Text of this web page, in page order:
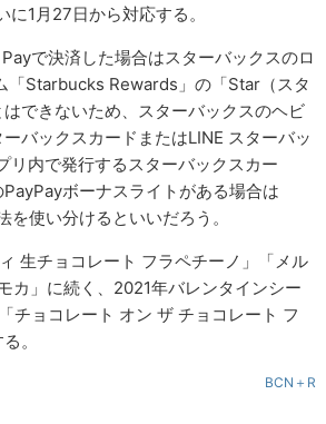
に1月27日から対応する。
で決済した場合はスターバックスのロ
「Starbucks Rewards」の「Star（スタ
できないため、スターバックスのヘビ
バックスカードまたはLINE スターバッ
リ内で発行するスターバックスカー
PayPayボーナスライトがある場合は
を使い分けるといいだろう。
生チョコレート フラペチーノ」「メル
カ」に続く、2021年バレンタインシー
チョコレート オン ザ チョコレート フ
。
BCN＋R